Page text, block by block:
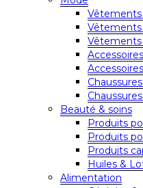
Beauté & soins
Produits
Produits
Produits
Huiles &
Alimentation